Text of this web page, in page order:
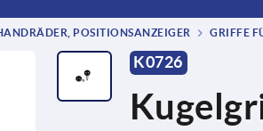
POSITIONSANZEIGER GRIFFE
K0726